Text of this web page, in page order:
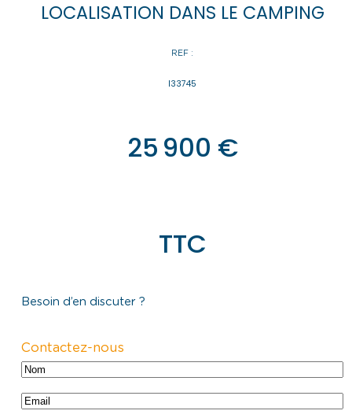
LOCALISATION DANS LE CAMPING
REF :
I33745
25 900 €
TTC
Besoin d’en discuter ?
Contactez-nous
N
m
o
E